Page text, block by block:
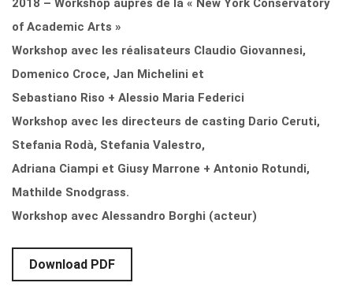
2018 – Workshop auprès de la « New York Conservatory
of Academic Arts »
Workshop avec les réalisateurs Claudio Giovannesi,
Domenico Croce, Jan Michelini et
Sebastiano Riso + Alessio Maria Federici
Workshop avec les directeurs de casting Dario Ceruti,
Stefania Rodà, Stefania Valestro,
Adriana Ciampi et Giusy Marrone + Antonio Rotundi,
Mathilde Snodgrass.
Workshop avec Alessandro Borghi (acteur)
Download PDF